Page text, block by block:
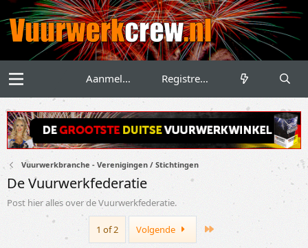
Aanmelden Registreren
Vuurwerkbranche - Verenigingen / Stichtingen
De Vuurwerkfederatie
Post hier alles over de Vuurwerkfederatie.
1 of 2 Volgende